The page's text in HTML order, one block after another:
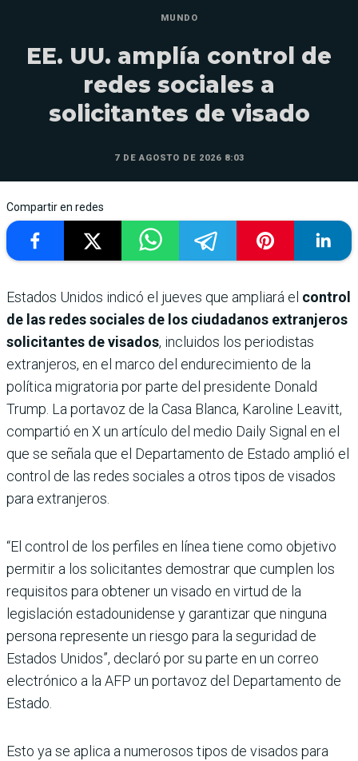
MUNDO
EE. UU. amplía control de
redes sociales a
solicitantes de visado
7 DE AGOSTO DE 2026 8:03
Compartir en redes
Estados Unidos indicó el jueves que ampliará el control
de las redes sociales de los ciudadanos extranjeros
solicitantes de visados, incluidos los periodistas
extranjeros, en el marco del endurecimiento de la
política migratoria por parte del presidente Donald
Trump. La portavoz de la Casa Blanca, Karoline Leavitt,
compartió en X un artículo del medio Daily Signal en el
que se señala que el Departamento de Estado amplió el
control de las redes sociales a otros tipos de visados
para extranjeros.
“El control de los perfiles en línea tiene como objetivo
permitir a los solicitantes demostrar que cumplen los
requisitos para obtener un visado en virtud de la
legislación estadounidense y garantizar que ninguna
persona represente un riesgo para la seguridad de
Estados Unidos”, declaró por su parte en un correo
electrónico a la AFP un portavoz del Departamento de
Estado.
Esto ya se aplica a numerosos tipos de visados para